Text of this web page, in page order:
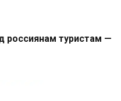
россиянам туристам —